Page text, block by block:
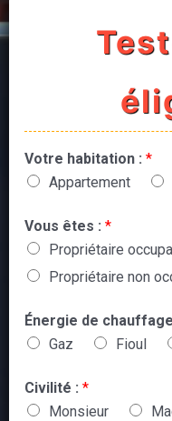
Votre habitation : *
Appartement
Vous êtes : *
Propriétaire
Propriétaire non
Énergie de
Gaz
Fioul
Civilité : *
Monsieur